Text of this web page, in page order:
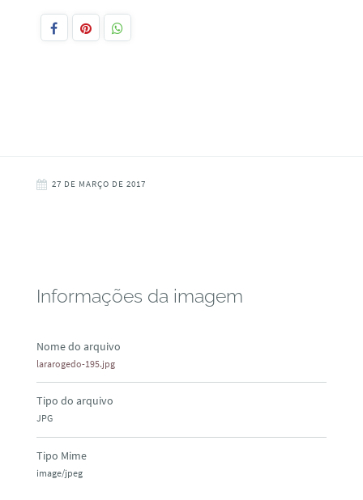
27 DE MARÇO DE 2017
Informações da imagem
Nome do arquivo
lararogedo-195.jpg
Tipo do arquivo
JPG
Tipo Mime
image/jpeg